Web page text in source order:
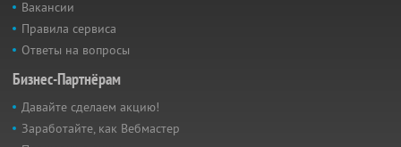
Вакансии
Правила сервиса
Ответы на вопросы
Бизнес-Партнёрам
Давайте сделаем акцию!
Заработайте, как Вебмастер